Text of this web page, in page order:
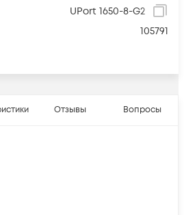
UPort 1650-8-G2
105791
Отзывы Вопросы